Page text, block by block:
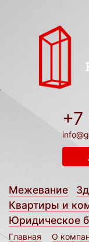
Межевание
Квартиры и
Юридическое
Главная О